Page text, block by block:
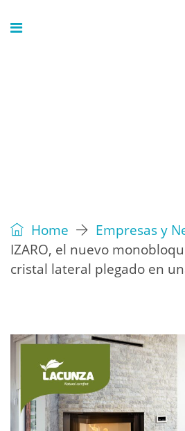
Home
Empresas y
IZARO, el nuevo
cristal lateral plegado en